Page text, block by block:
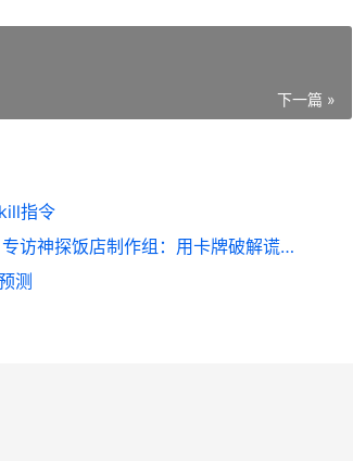
下一篇 »
指令
【游·见】专访神探饭店制作组：用卡牌破解谎言 游见介博客
测